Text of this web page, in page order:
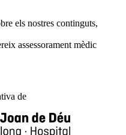
els nostres continguts,
assessorament mèdic
de